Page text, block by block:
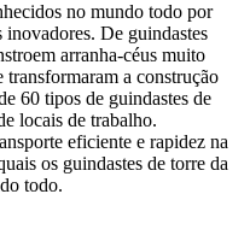
no mundo todo por
inovadores. De guindastes
arranha-céus muito
transformaram a construção
60 tipos de guindastes de
locais de trabalho.
eficiente e rapidez na
os guindastes de torre da
todo.